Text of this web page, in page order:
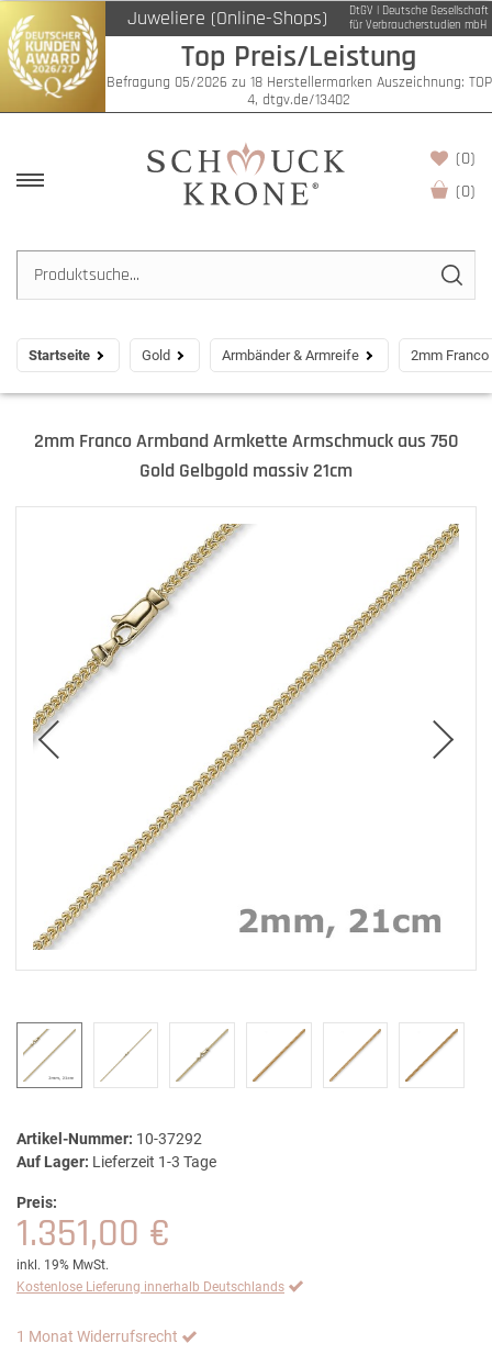
Juweliere (Online-Shops)
DtGV | Deutsche Gesellschaft
für Verbraucherstudien mbH
Top Preis/Leistung
Befragung 05/2026 zu 18 Herstellermarken Auszeichnung: TOP
4, dtgv.de/13402
(0)
(0)
Startseite Gold Armbänder & Armreife 2mm
2mm Franco Armband Armkette Armschmuck aus 750
Gold Gelbgold massiv 21cm
Artikel-Nummer: 10-37292
Auf Lager: Lieferzeit 1-3 Tage
Preis:
1.351,00 €
inkl. 19% MwSt.
Kostenlose Lieferung innerhalb Deutschlands
1 Monat Widerrufsrecht